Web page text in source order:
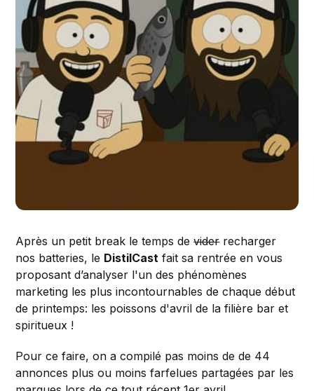
Après un petit break le temps deviderrecharger
nos batteries, le DistilCast fait sa rentrée en vous
proposant d’analyser l'un des phénomènes
marketing les plus incontournables de chaque début
de printemps: les poissons d'avril de la filière bar et
spiritueux !
Pour ce faire, on a compilé pas moins de de 44
annonces plus ou moins farfelues partagées par les